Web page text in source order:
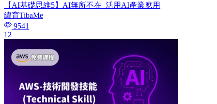
【AI基礎思維5】AI無所不在_活用AI產業應用
緯育TibaMe
9541
12